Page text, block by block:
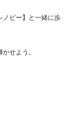
ノビー】と一緒に歩
せよう。